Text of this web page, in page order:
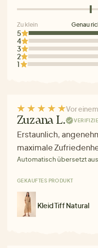
5
4
3
2
1
Zu klein Genau
Vor
Zuzana L.
Erstaunlich,
maximale
Automatisch übersetzt
GEKAUFTES PRODUKT
Kleid Tiff Natural